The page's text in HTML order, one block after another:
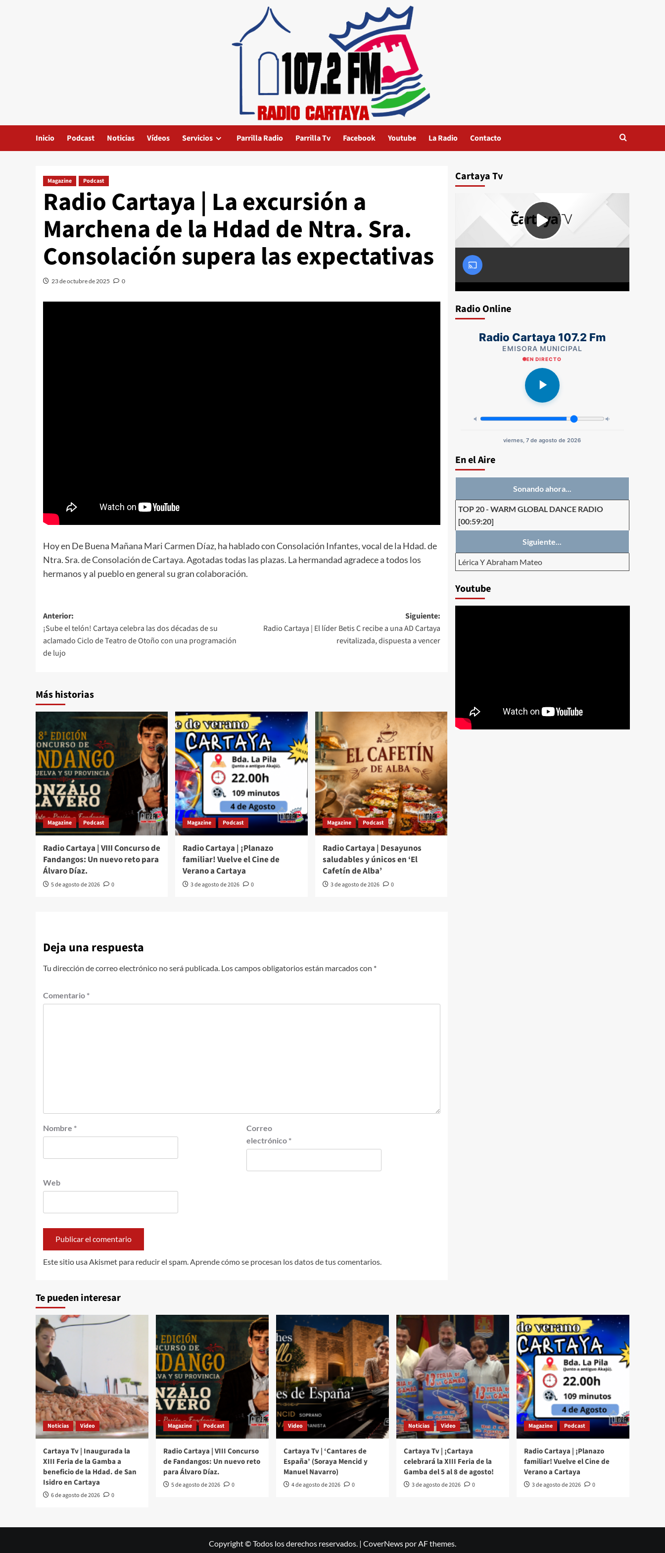
Inicio Podcast Noticias Vídeos Servicios Parrilla Radio Parrilla Tv Facebook Youtube La Radio Contacto
Magazine Podcast
Radio Cartaya | La excursión a
Marchena de la Hdad de Ntra. Sra.
Consolación supera las expectativas
23 de octubre de 2025 0
Hoy en De Buena Mañana Mari Carmen Díaz, ha hablado con Consolación Infantes, vocal de la Hdad. de
Ntra. Sra. de Consolación de Cartaya. Agotadas todas las plazas. La hermandad agradece a todos los
hermanos y al pueblo en general su gran colaboración.
Anterior:
¡Sube el telón! Cartaya celebra las dos décadas de su
aclamado Ciclo de Teatro de Otoño con una programación
de lujo
Siguiente:
Radio Cartaya | El líder Betis C recibe a una AD Cartaya
revitalizada, dispuesta a vencer
Más historias
Magazine Podcast
Radio Cartaya | VIII Concurso de
Fandangos: Un nuevo reto para
Álvaro Díaz.
5 de agosto de 2026 0
Magazine Podcast
Radio Cartaya | ¡Planazo
familiar! Vuelve el Cine de
Verano a Cartaya
3 de agosto de 2026 0
Magazine Podcast
Radio Cartaya | Desayunos
saludables y únicos en ‘El
Cafetín de Alba’
3 de agosto de 2026 0
Deja una respuesta
Tu dirección de correo electrónico no será publicada. Los campos obligatorios están marcados con *
Comentario *
Nombre *
Correo
electrónico *
Web
Este sitio usa Akismet para reducir el spam. Aprende cómo se procesan los datos de tus comentarios.
Cartaya Tv
Radio Online
Radio Cartaya 107.2 Fm
EMISORA MUNICIPAL
EN DIRECTO
viernes, 7 de agosto de 2026
En el Aire
Sonando ahora...
TOP 20- WARM GLOBAL DANCE RADIO
[00:59:20]
Siguiente...
Lérica Y Abraham Mateo
Youtube
Te pueden interesar
Noticias Video
Cartaya Tv | Inaugurada la
XIII Feria de la Gamba a
beneficio de la Hdad. de San
Isidro en Cartaya
6 de agosto de 2026 0
Magazine Podcast
Radio Cartaya | VIII Concurso
de Fandangos: Un nuevo reto
para Álvaro Díaz.
5 de agosto de 2026 0
Video
Cartaya Tv | ‘Cantares de
España’ (Soraya Mencid y
Manuel Navarro)
4 de agosto de 2026 0
Noticias Video
Cartaya Tv | ¡Cartaya
celebrará la XIII Feria de la
Gamba del 5 al 8 de agosto!
3 de agosto de 2026 0
Magazine Podcast
Radio Cartaya | ¡Planazo
familiar! Vuelve el Cine de
Verano a Cartaya
3 de agosto de 2026 0
Copyright © Todos los derechos reservados. | CoverNews por AF themes.